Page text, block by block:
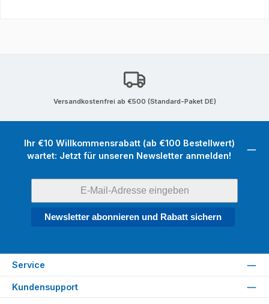
Versandkostenfrei ab €500 (Standard-Paket DE)
Ihr €10 Willkommensrabatt (ab €100 Bestellwert)
wartet: Jetzt für unseren Newsletter anmelden!
Newsletter abonnieren und Rabatt sichern
Service
Kundensupport